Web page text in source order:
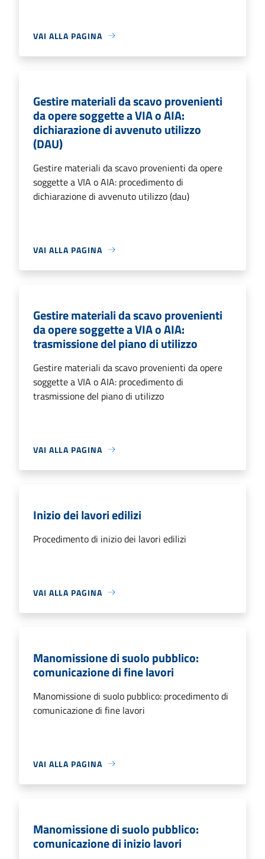
VAI ALLA PAGINA
Gestire materiali da scavo provenienti
da opere soggette a VIA o AIA:
dichiarazione di avvenuto utilizzo
(DAU)
Gestire materiali da scavo provenienti da opere
soggette a VIA o AIA: procedimento di
dichiarazione di avvenuto utilizzo (dau)
VAI ALLA PAGINA
Gestire materiali da scavo provenienti
da opere soggette a VIA o AIA:
trasmissione del piano di utilizzo
Gestire materiali da scavo provenienti da opere
soggette a VIA o AIA: procedimento di
trasmissione del piano di utilizzo
VAI ALLA PAGINA
Inizio dei lavori edilizi
Procedimento di inizio dei lavori edilizi
VAI ALLA PAGINA
Manomissione di suolo pubblico:
comunicazione di fine lavori
Manomissione di suolo pubblico: procedimento di
comunicazione di fine lavori
VAI ALLA PAGINA
Manomissione di suolo pubblico:
comunicazione di inizio lavori